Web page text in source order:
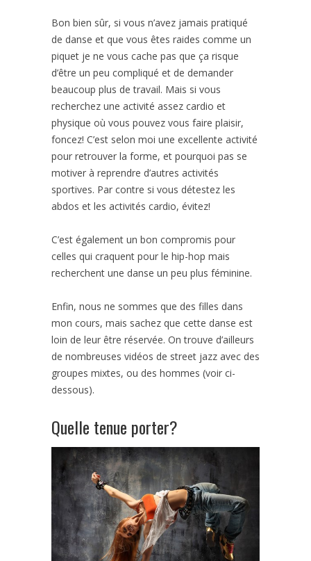
Bon bien sûr, si vous n’avez jamais pratiqué
de danse et que vous êtes raides comme un
piquet je ne vous cache pas que ça risque
d’être un peu compliqué et de demander
beaucoup plus de travail. Mais si vous
recherchez une activité assez cardio et
physique où vous pouvez vous faire plaisir,
foncez! C’est selon moi une excellente activité
pour retrouver la forme, et pourquoi pas se
motiver à reprendre d’autres activités
sportives. Par contre si vous détestez les
abdos et les activités cardio, évitez!
C’est également un bon compromis pour
celles qui craquent pour le hip-hop mais
recherchent une danse un peu plus féminine.
Enfin, nous ne sommes que des filles dans
mon cours, mais sachez que cette danse est
loin de leur être réservée. On trouve d’ailleurs
de nombreuses vidéos de street jazz avec des
groupes mixtes, ou des hommes (voir ci-
dessous).
Quelle tenue porter?